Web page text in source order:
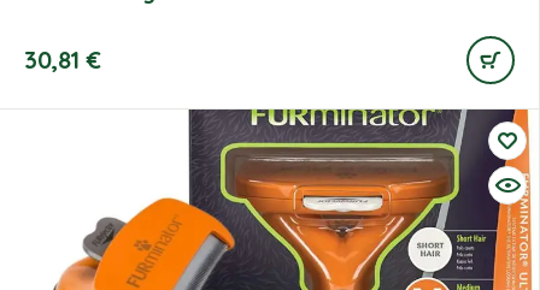
30,81€